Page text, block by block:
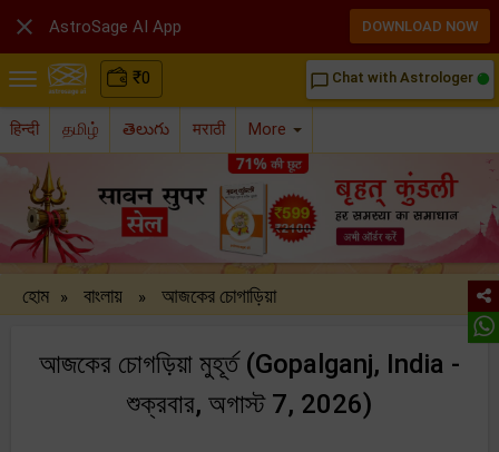
₹0 chat_bubble_outline Chat with Astrologer
हिन्दी தமிழ் తెలుగు मराठी More
হোম » বাংলায় » আজকের চোগাড়িয়া
আজকের চোগড়িয়া মুহূর্ত (Gopalganj, India -
শুক্রবার, অগাস্ট 7, 2026)
 AstroSage AI App DOWNLOAD NOW